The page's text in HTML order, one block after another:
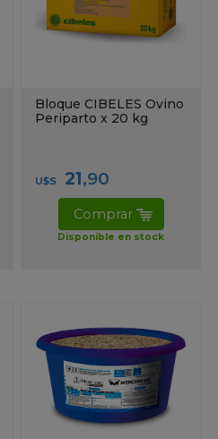
Bloque CIBELES Ovino
Periparto x 20 kg
U$S 21,90
Disponible en stock
Comprar